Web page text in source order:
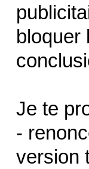
bloquer
Je te
-
version